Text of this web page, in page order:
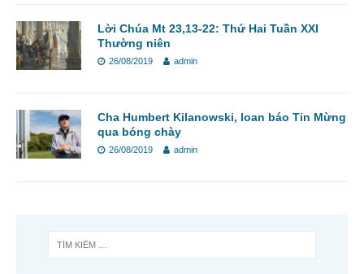
Lời Chúa Mt 23,13-22: Thứ Hai Tuần XXI
Thường niên
26/08/2019 admin
Cha Humbert Kilanowski, loan báo Tin Mừng
qua bóng chày
26/08/2019 admin